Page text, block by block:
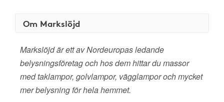
Om Markslöjd
Markslöjd är ett av Nordeuropas ledande
belysningsföretag och hos dem hittar du massor
med taklampor, golvlampor, vägglampor och mycket
mer belysning för hela hemmet.